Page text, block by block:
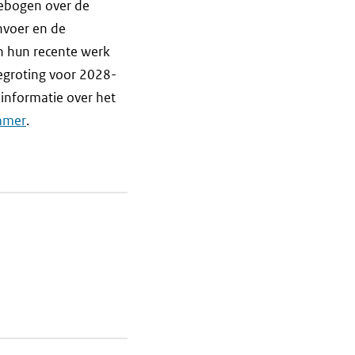
over de
en de
hun recente werk
voor 2028-
informatie over het
.